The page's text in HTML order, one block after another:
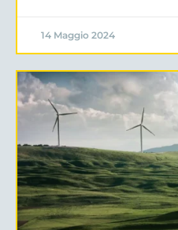
14 Maggio 2024